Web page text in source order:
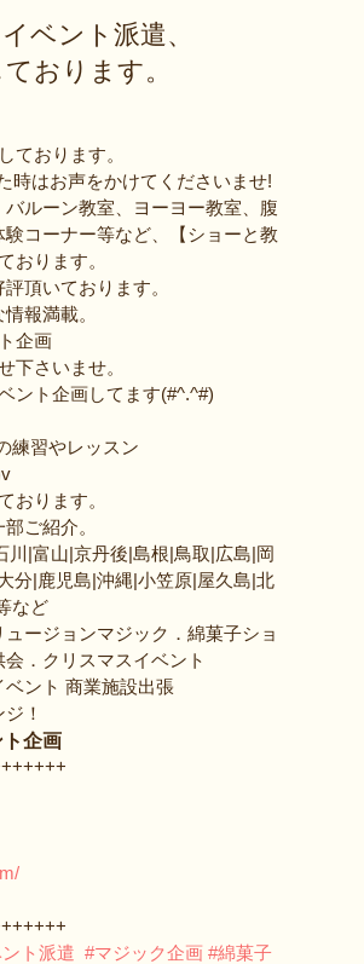
ベント派遣、
おります。
ております。
時はお声をかけてくださいませ!
ルーン教室、ヨーヨー教室、腹
コーナー等など、【ショーと教
おります。
頂いております。
報満載。
企画
下さいませ。
ント企画してます(#^.^#)
練習やレッスン
おります。
ご紹介。
|富山|京丹後|島根|鳥取|広島|岡
分|鹿児島|沖縄|小笠原|屋久島|北
など
ージョンマジック．綿菓子ショ
．クリスマスイベント
ント 商業施設出張
！
企画
ト派遣 #マジック企画 #綿菓子